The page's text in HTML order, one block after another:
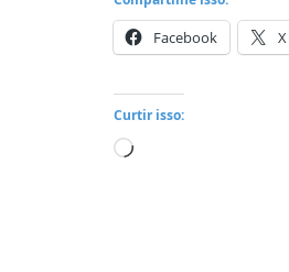
Facebook X
Curtir isso:
Carregando...